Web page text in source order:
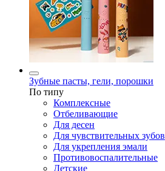
Зубные пасты, гели, порошки
По типу
Комплексные
Отбеливающие
Для десен
Для чувствительных зубов
Для укрепления эмали
Противовоспалительные
Детские